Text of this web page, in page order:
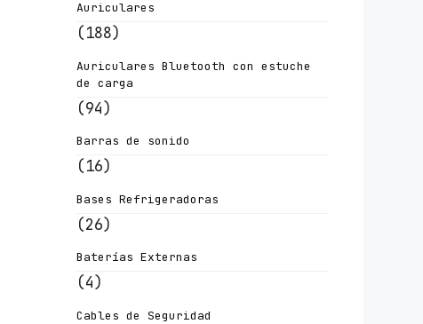
Auriculares
(188)
Auriculares Bluetooth con estuche
de carga
(94)
Barras de sonido
(16)
Bases Refrigeradoras
(26)
Baterías Externas
(4)
Cables de Seguridad